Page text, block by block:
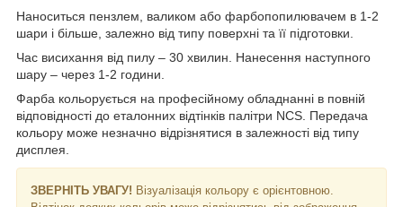
Наноситься пензлем, валиком або фарбопопилювачем в 1-2
шари і більше, залежно від типу поверхні та її підготовки.
Час висихання від пилу – 30 хвилин. Нанесення наступного
шару – через 1-2 години.
Фарба кольорується на професійному обладнанні в повній
відповідності до еталонних відтінків палітри NCS. Передача
кольору може незначно відрізнятися в залежності від типу
дисплея.
ЗВЕРНІТЬ УВАГУ! Візуалізація кольору є орієнтовною.